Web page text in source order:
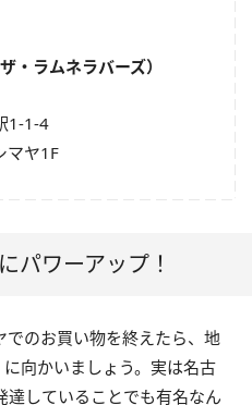
・ラムネラバーズ）
1-1-4
マヤ1F
パワーアップ！
でのお買い物を終えたら、地
向かいましょう。実は名古
達していることでも有名なん